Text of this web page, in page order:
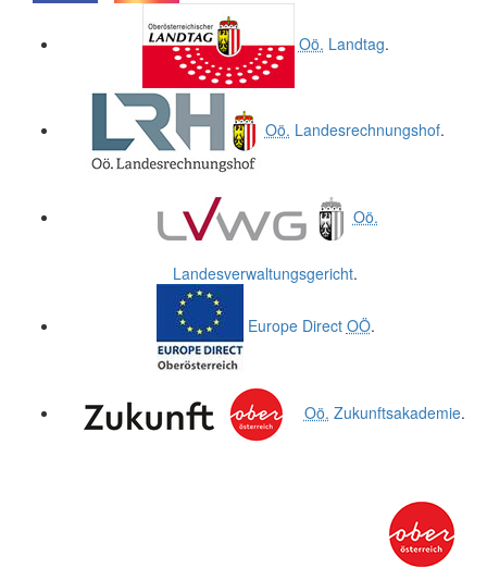
Oö. Landtag.
Oö. Landesrechnungshof.
Oö.
Landesverwaltungsgericht.
Europe Direct OÖ.
Oö. Zukunftsakademie.